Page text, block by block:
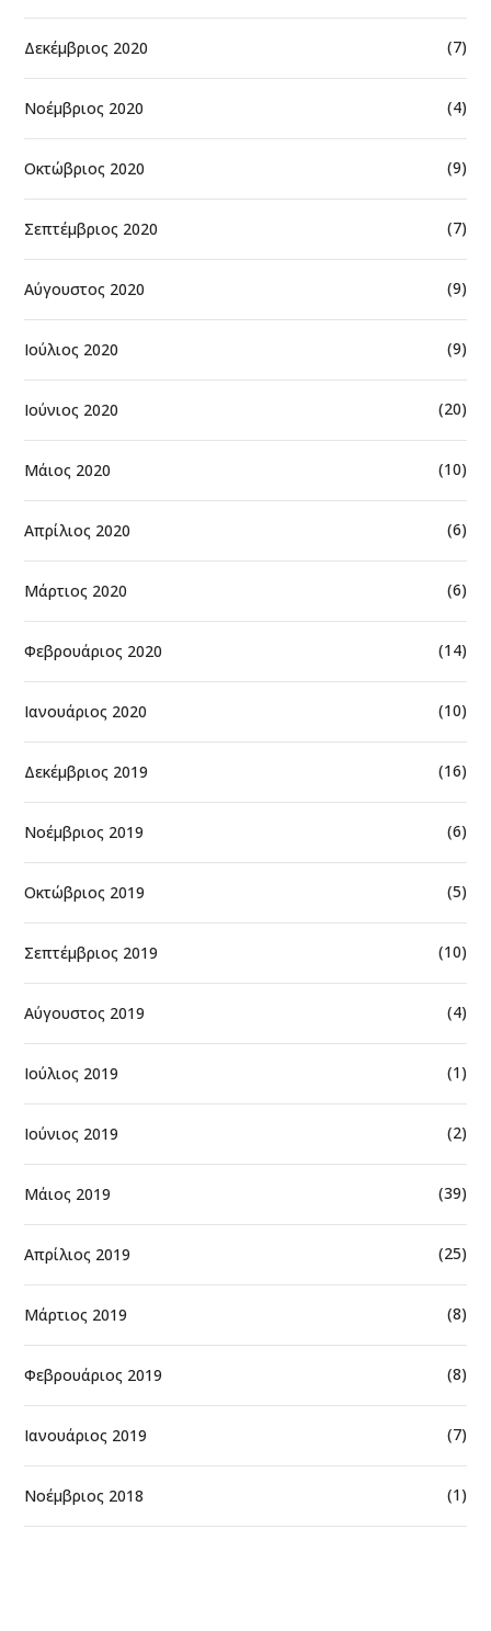
Δεκέμβριος 2020 (7)
Νοέμβριος 2020 (4)
Οκτώβριος 2020 (9)
Σεπτέμβριος 2020 (7)
Αύγουστος 2020 (9)
Ιούλιος 2020 (9)
Ιούνιος 2020 (20)
Μάιος 2020 (10)
Απρίλιος 2020 (6)
Μάρτιος 2020 (6)
Φεβρουάριος 2020 (14)
Ιανουάριος 2020 (10)
Δεκέμβριος 2019 (16)
Νοέμβριος 2019 (6)
Οκτώβριος 2019 (5)
Σεπτέμβριος 2019 (10)
Αύγουστος 2019 (4)
Ιούλιος 2019 (1)
Ιούνιος 2019 (2)
Μάιος 2019 (39)
Απρίλιος 2019 (25)
Μάρτιος 2019 (8)
Φεβρουάριος 2019 (8)
Ιανουάριος 2019 (7)
Νοέμβριος 2018 (1)